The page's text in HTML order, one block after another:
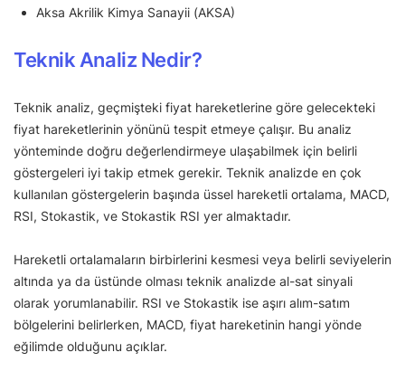
Aksa Akrilik Kimya Sanayii (AKSA)
Teknik Analiz Nedir?
Teknik analiz, geçmişteki fiyat hareketlerine göre gelecekteki
fiyat hareketlerinin yönünü tespit etmeye çalışır. Bu analiz
yönteminde doğru değerlendirmeye ulaşabilmek için belirli
göstergeleri iyi takip etmek gerekir. Teknik analizde en çok
kullanılan göstergelerin başında üssel hareketli ortalama, MACD,
RSI, Stokastik, ve Stokastik RSI yer almaktadır.
Hareketli ortalamaların birbirlerini kesmesi veya belirli seviyelerin
altında ya da üstünde olması teknik analizde al-sat sinyali
olarak yorumlanabilir. RSI ve Stokastik ise aşırı alım-satım
bölgelerini belirlerken, MACD, fiyat hareketinin hangi yönde
eğilimde olduğunu açıklar.